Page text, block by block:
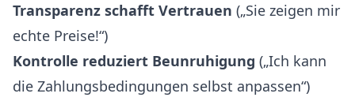
Transparenz schafft Vertrauen („Sie zeigen mir
echte Preise!“)
Kontrolle reduziert Beunruhigung („Ich kann
die Zahlungsbedingungen selbst anpassen“)